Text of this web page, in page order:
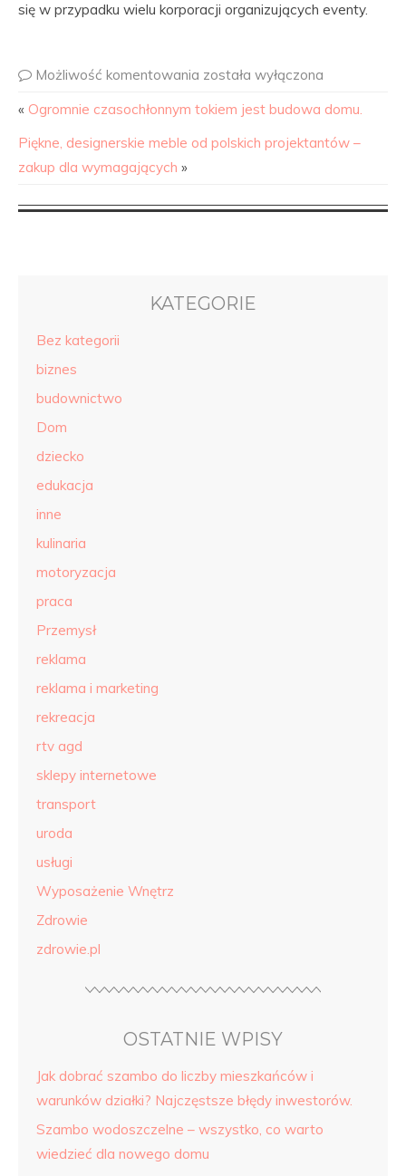
się w przypadku wielu korporacji organizujących eventy.
Możliwość komentowania została wyłączona
« Ogromnie czasochłonnym tokiem jest budowa domu.
Piękne, designerskie meble od polskich projektantów –
zakup dla wymagających »
KATEGORIE
Bez kategorii
biznes
budownictwo
Dom
dziecko
edukacja
inne
kulinaria
motoryzacja
praca
Przemysł
reklama
reklama i marketing
rekreacja
rtv agd
sklepy internetowe
transport
uroda
usługi
Wyposażenie Wnętrz
Zdrowie
zdrowie.pl
OSTATNIE WPISY
Jak dobrać szambo do liczby mieszkańców i
warunków działki? Najczęstsze błędy inwestorów.
Szambo wodoszczelne – wszystko, co warto
wiedzieć dla nowego domu